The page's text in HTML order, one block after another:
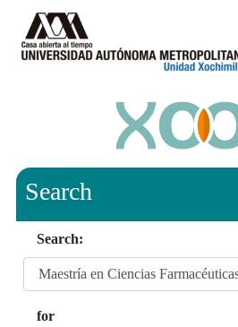
Search
Search:
for